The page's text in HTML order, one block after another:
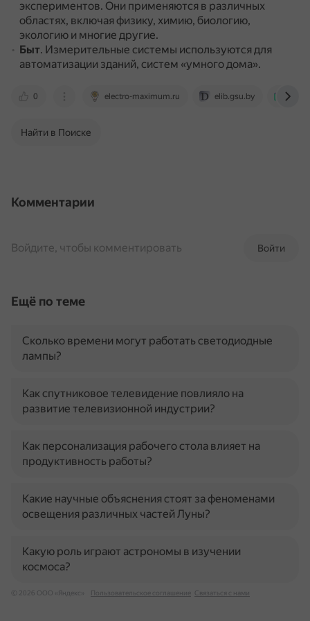
экспериментов. Они применяются в различных
областях, включая физику, химию, биологию,
экологию и многие другие.
Быт. Измерительные системы используются для
автоматизации зданий, систем «умного дома».
0 electro-maximum.ru elib.gsu.by
Найти в Поиске
Комментарии
Войти
Войдите, чтобы комментировать
Ещё по теме
Сколько времени могут работать светодиодные
лампы?
Как спутниковое телевидение повлияло на
развитие телевизионной индустрии?
Как персонализация рабочего стола влияет на
продуктивность работы?
Какие научные объяснения стоят за феноменами
освещения различных частей Луны?
Какую роль играют астрономы в изучении
космоса?
© 2026 ООО «Яндекс» Пользовательское соглашение Связаться с нами